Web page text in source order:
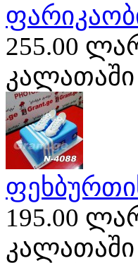
255.00
კალათაში
195.00
კალათაში